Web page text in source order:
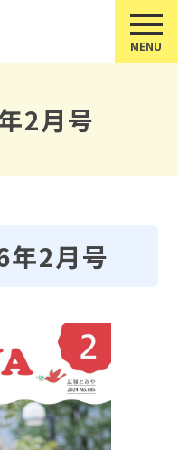
2月号
年2月号